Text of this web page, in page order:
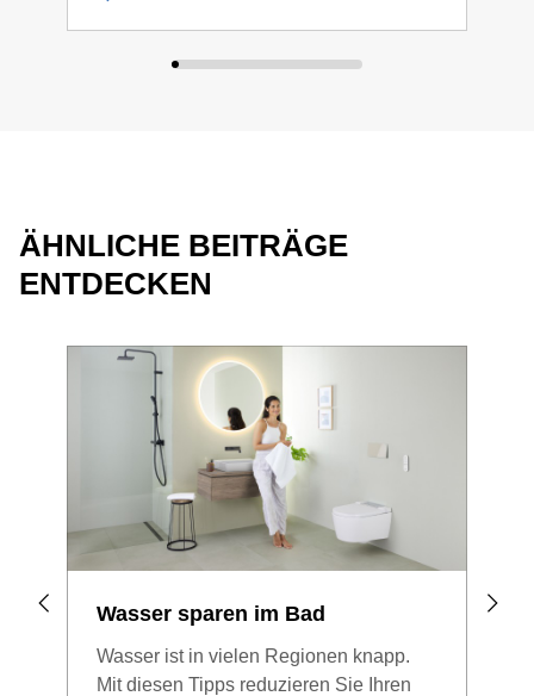
ÄHNLICHE BEITRÄGE
ENTDECKEN
Wasser sparen im Bad
Wasser ist in vielen Regionen knapp.
Mit diesen Tipps reduzieren Sie Ihren